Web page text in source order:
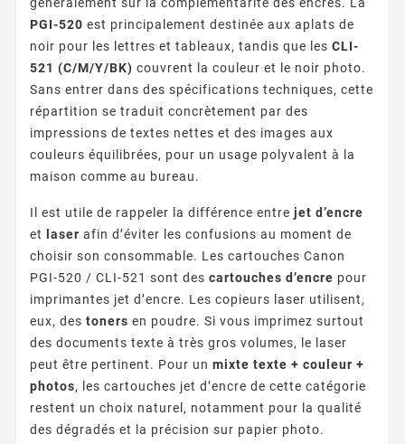
PGI-520 est principalement destinée aux aplats de
noir pour les lettres et tableaux, tandis que les CLI-
521 (C/M/Y/BK) couvrent la couleur et le noir photo.
Sans entrer dans des spécifications techniques, cette
répartition se traduit concrètement par des
impressions de textes nettes et des images aux
couleurs équilibrées, pour un usage polyvalent à la
maison comme au bureau.
Il est utile de rappeler la différence entre jet d’encre
et
laser afin d’éviter les confusions au moment de
choisir son consommable. Les cartouches Canon
PGI-520 / CLI-521 sont des cartouches d’encre pour
imprimantes jet d’encre. Les copieurs laser utilisent,
eux, des toners en poudre. Si vous imprimez surtout
des documents texte à très gros volumes, le laser
peut être pertinent. Pour un mixte texte + couleur +
photos, les cartouches jet d’encre de cette catégorie
restent un choix naturel, notamment pour la qualité
des dégradés et la précision sur papier photo.